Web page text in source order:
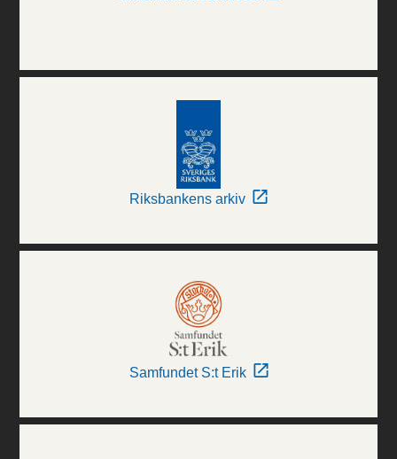
Riksbankens arkiv
Samfundet S:t Erik